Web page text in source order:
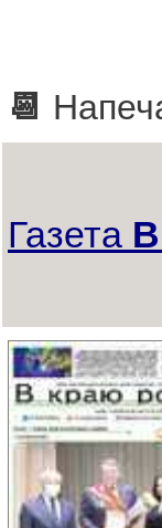
📆
Газета